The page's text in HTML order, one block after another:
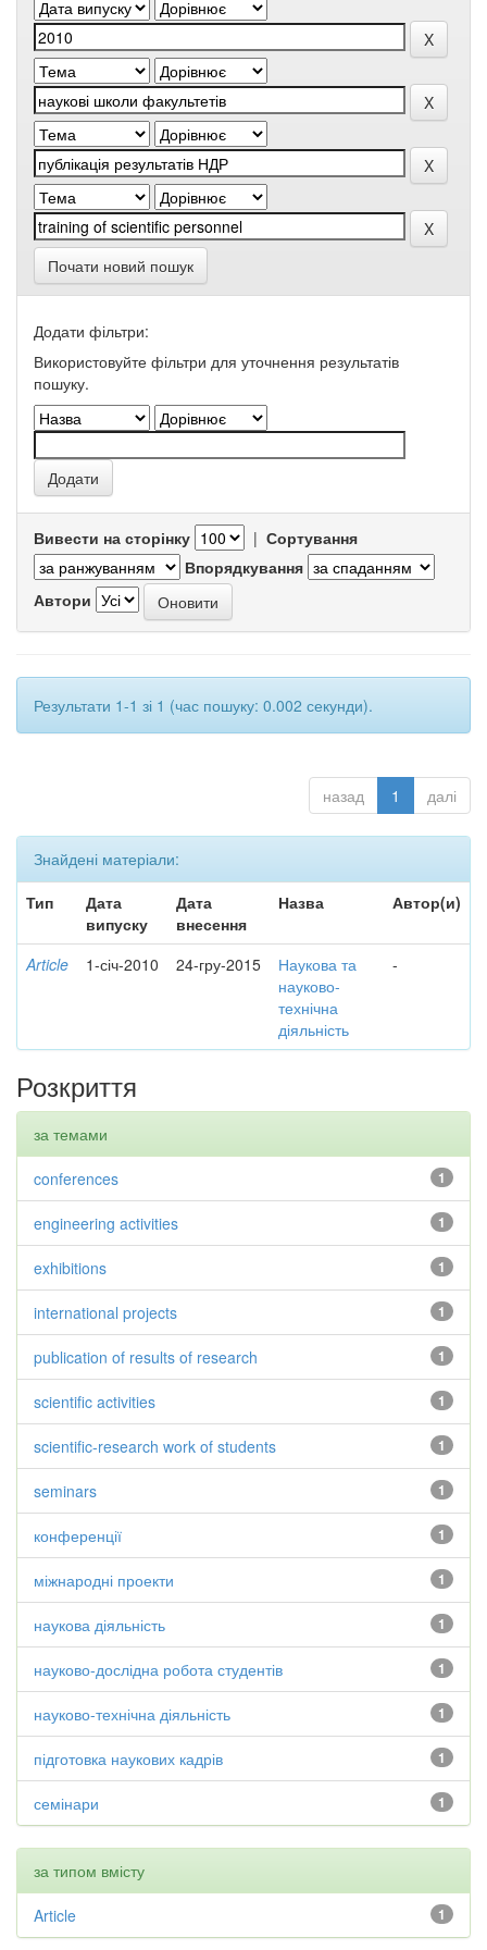
Почати новий пошук
Додати фільтри:
Використовуйте фільтри для уточнення результатів
пошуку.
Вивести на сторінку | Сортування
Впорядкування
Автори
Результати 1-1 зі 1 (час пошуку: 0.002 секунди).
назад 1 далі
Знайдені матеріали:
Тип
Дата
випуску
Дата
внесення
Назва Автор(и)
Article 1-січ-2010 24-гру-2015
Наукова та
науково-
технічна
діяльність
-
Розкриття
за темами
1
conferences
1
engineering activities
1
exhibitions
1
international projects
1
publication of results of research
1
scientific activities
1
scientific-research work of students
1
seminars
1
конференції
1
міжнародні проекти
1
наукова діяльність
1
науково-дослідна робота студентів
1
науково-технічна діяльність
1
підготовка наукових кадрів
1
семінари
за типом вмісту
1
Article